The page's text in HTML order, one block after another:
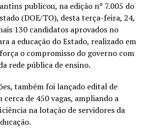
publicou, na edição nº 7.005 do
(DOE/TO), desta terça-feira, 24,
130 candidatos aprovados no
a educação do Estado, realizado em
o compromisso do governo com
rede pública de ensino.
também foi lançado edital de
de 450 vagas, ampliando a
na lotação de servidores da